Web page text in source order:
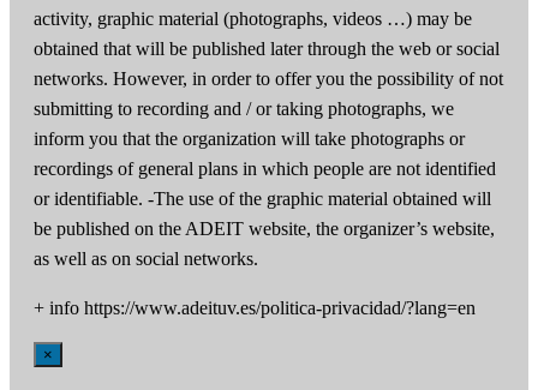
activity, graphic material (photographs, videos …) may be
obtained that will be published later through the web or social
networks. However, in order to offer you the possibility of not
submitting to recording and / or taking photographs, we
inform you that the organization will take photographs or
recordings of general plans in which people are not identified
or identifiable. -The use of the graphic material obtained will
be published on the ADEIT website, the organizer’s website,
as well as on social networks.
+ info https://www.adeituv.es/politica-privacidad/?lang=en
×